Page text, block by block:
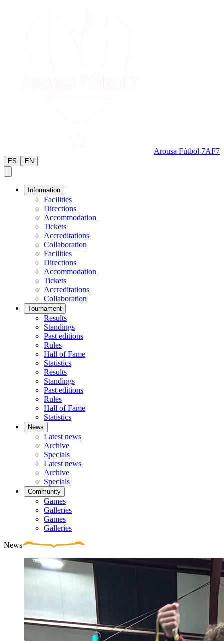
Arousa Fútbol 7AF7
ES EN
Information
Facilities
Directions
Accommodation
Tickets
Accreditations
Collaboration
Facilities
Directions
Accommodation
Tickets
Accreditations
Collaboration
Tournament
Results
Standings
Past editions
Rules
Hall of Fame
Statistics
Results
Standings
Past editions
Rules
Hall of Fame
Statistics
News
Latest news
Archive
Specials
Latest news
Archive
Specials
Community
Games
Galleries
Games
Galleries
News